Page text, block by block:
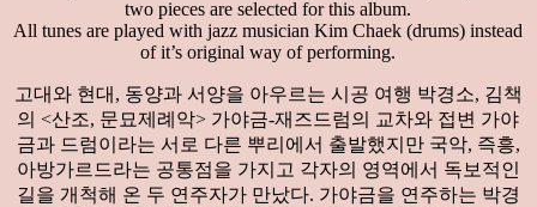
two pieces are selected for this album.
All tunes are played with jazz musician Kim Chaek (drums) instead
of it’s original way of performing.
고대와 현대, 동양과 서양을 아우르는 시공 여행 박경소, 김책
의 <산조, 문묘제례악> 가야금-재즈드럼의 교차와 접변 가야
금과 드럼이라는 서로 다른 뿌리에서 출발했지만 국악, 즉흥,
아방가르드라는 공통점을 가지고 각자의 영역에서 독보적인
길을 개척해 온 두 연주자가 만났다. 가야금을 연주하는 박경